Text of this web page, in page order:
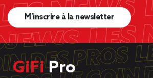
M’inscrire à la newsletter
GiFiPro